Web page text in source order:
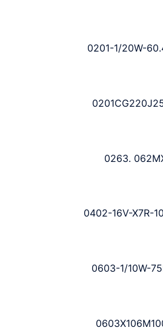
0201-1/20W-
0263.
0402-16V-X7R-
0603-1/10W-